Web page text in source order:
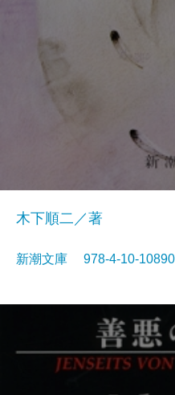
木下順二／著
新潮文庫 978-4-10-